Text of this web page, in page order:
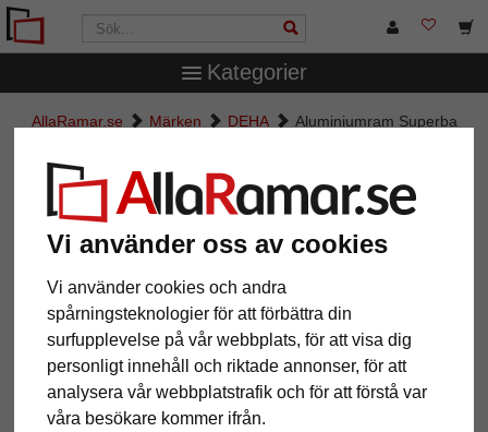
Vi använder oss av cookies
Vi använder cookies och andra
spårningsteknologier för att förbättra din
surfupplevelse på vår webbplats, för att visa dig
personligt innehåll och riktade annonser, för att
analysera vår webbplatstrafik och för att förstå var
våra besökare kommer ifrån.
Kategorier
AllaRamar.se Märken DEHA
Aluminiumram Superba
Aluminiumram Superba
måttbeställd